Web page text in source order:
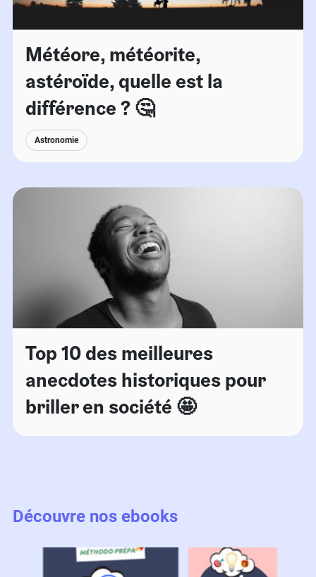
Météore, météorite,
astéroïde, quelle est la
différence ? 🤔
Astronomie
Top 10 des meilleures
anecdotes historiques pour
briller en société 🤩
Découvre nos ebooks